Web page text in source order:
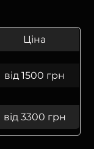
Ціна
від 1500 грн
від 3300 грн